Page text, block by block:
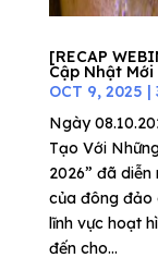
[RECAP
Cập Nhật
OCT 9, 2025 |
Ngày
Tạo Với
2026” đã
của đông đảo
lĩnh vực hoạt
đến cho...